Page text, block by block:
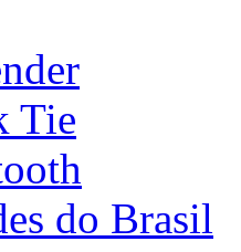
Tie
do Brasil